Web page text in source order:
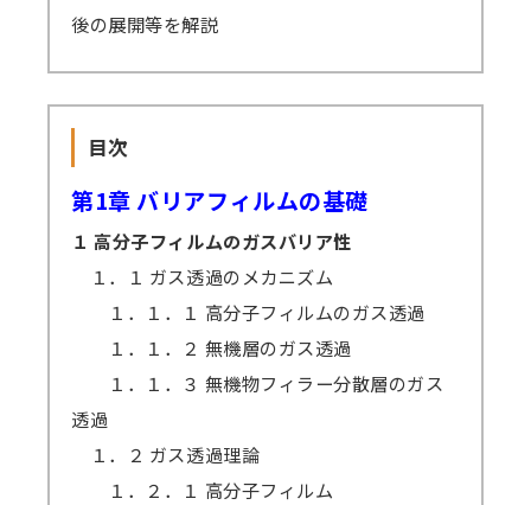
後の展開等を解説
目次
第1章 バリアフィルムの基礎
１ 高分子フィルムのガスバリア性
１．１ ガス透過のメカニズム
１．１．１ 高分子フィルムのガス透過
１．１．２ 無機層のガス透過
１．１．３ 無機物フィラー分散層のガス
透過
１．２ ガス透過理論
１．２．１ 高分子フィルム